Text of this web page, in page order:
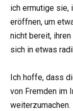
ich ermutige sie,
eröffnen, um
nicht bereit,
sich in etwas
Ich hoffe, dass
von Fremden im